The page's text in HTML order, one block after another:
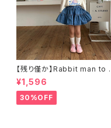
【残り僅か】Rabbit man to ma
n ラビットスウェットT
¥1,596
30%OFF